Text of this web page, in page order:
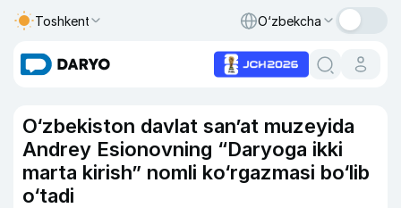
Toshkent O‘zbekcha
O‘zbekiston davlat san’at muzeyida
Andrey Esionovning “Daryoga ikki
marta kirish” nomli ko‘rgazmasi bo‘lib
o‘tadi